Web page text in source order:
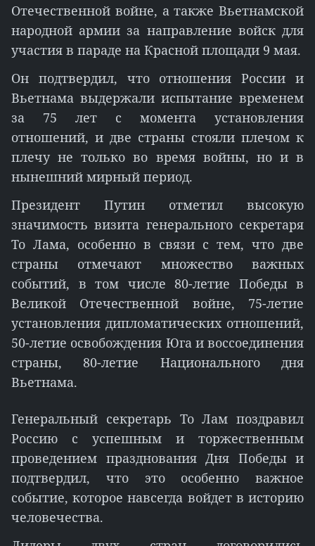
Отечественной войне, а также Вьетнамской
народной армии за направление войск для
участия в параде на Красной площади 9 мая.
Он подтвердил, что отношения России и
Вьетнама выдержали испытание временем
за 75 лет с момента установления
отношений, и две страны стояли плечом к
плечу не только во время войны, но и в
нынешний мирный период.
Президент Путин отметил высокую
значимость визита генерального секретаря
То Лама, особенно в связи с тем, что две
страны отмечают множество важных
событий, в том числе 80-летие Победы в
Великой Отечественной войне, 75-летие
установления дипломатических отношений,
50-летие освобождения Юга и воссоединения
страны, 80-летие Национального дня
Вьетнама.
Генеральный секретарь То Лам поздравил
Россию с успешным и торжественным
проведением празднования Дня Победы и
подтвердил, что это особенно важное
событие, которое навсегда войдет в историю
человечества.